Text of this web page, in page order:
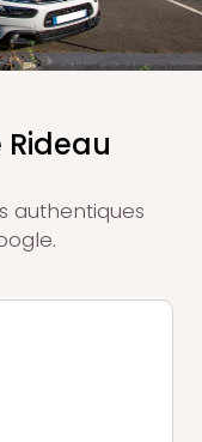
Rideau
authentiques